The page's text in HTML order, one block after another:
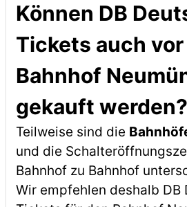
Können DB
Tickets auch vor
Bahnhof
gekauft werden?
Teilweise sind die
und die
Bahnhof zu Bahnhof
Wir empfehlen deshalb DB